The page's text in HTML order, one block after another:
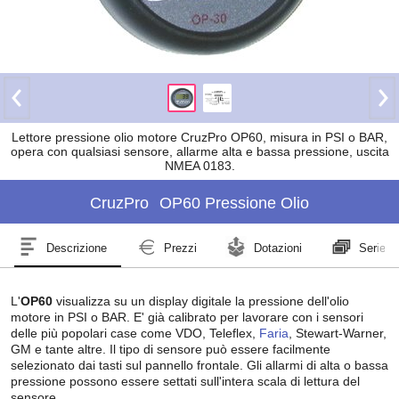
Lettore pressione olio motore CruzPro OP60, misura in PSI o BAR,
opera con qualsiasi sensore, allarme alta e bassa pressione, uscita
NMEA 0183.
CruzPro OP60 Pressione Olio
Descrizione Prezzi Dotazioni Serie
L'OP60 visualizza su un display digitale la pressione dell'olio
motore in PSI o BAR. E' già calibrato per lavorare con i sensori
delle più popolari case come VDO, Teleflex, Faria , Stewart-Warner,
GM e tante altre. Il tipo di sensore può essere facilmente
selezionato dai tasti sul pannello frontale. Gli allarmi di alta o bassa
pressione possono essere settati sull'intera scala di lettura del